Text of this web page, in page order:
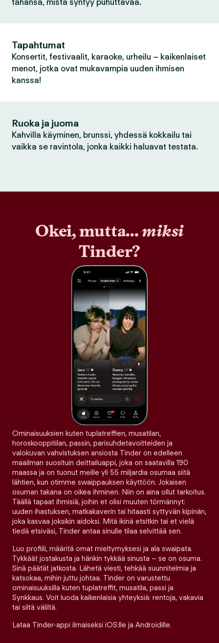
tahansa, mistä syntyy puhuttavaa.
Tapahtumat
Konsertit, festivaalit, karaoke, urheilu – kaikenlaiset
menot, jotka ovat mukavampia uuden ihmisen
kanssa!
Ruoka ja juoma
Kahvilla käyminen, brunssi, yhdessä kokkailu tai
vaikka se ravintola, jonka kaikki haluavat testata.
Okei, mutta...miksi
Tinder?
Ominaisuuksien kuten tuplatreffien, musatilan,
horoskooppitilan, passin, parisuhdetavoitteiden ja
valokuvan vahvistuksen ansiosta Tinder on edelleen
maailman suosituin deittailuappi, joka on saatavilla 190
maassa ja on tuonut meille yli 55 miljardia osumaa siitä
lähtien, kun otimme swaippauksen käyttöön. Jokaisen
osuman takana on oikea ihminen. Niin on aina ollut tarkoitus.
Täällä tapaat ihmisiä, joihin et olisi muuten törmännyt:
uuden ihastuksen, matkakaverin tai hitaasti syttyvän kipinän,
joka kasvaa joksikin aidoksi. Mitä ikinä etsitkin tai et vielä
tiedä etsiväsi, Tinder antaa sinulle tilaa selvittää sen.
Luo profiili, määritä omat mieltymyksesi ja ala swaipata.
Tykkäät jostakusta ja hänkin tykkää sinusta – se on osuma.
Sinä päätät jatkosta. Lähetä viesti, tehkää suunnitelmia ja
katsokaa, mihin juttu johtaa. Tinder on varustettu
ominaisuuksilla kuten tuplatreffit, musatila, passi ja
Synkkaus. Voit luoda kaikenlaisia yhteyksiä: rentoja, vakavia
tai siltä väliltä.
Lataa Tinder-appi ilmaiseksi iOS:lle ja Androidille.